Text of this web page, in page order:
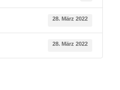
28. März 2022
28. März 2022